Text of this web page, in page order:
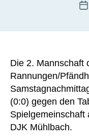
Die 2. Mannschaft
Rannungen/
(0:0) gegen den
Spielgemeinschaft
DJK Mühlbach.